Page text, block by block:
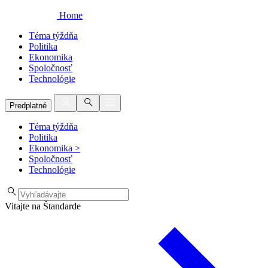
Home
Téma týždňa
Politika
Ekonomika
Spoločnosť
Technológie
Predplatné
Téma týždňa
Politika
Ekonomika >
Spoločnosť
Technológie
Vitajte na Štandarde